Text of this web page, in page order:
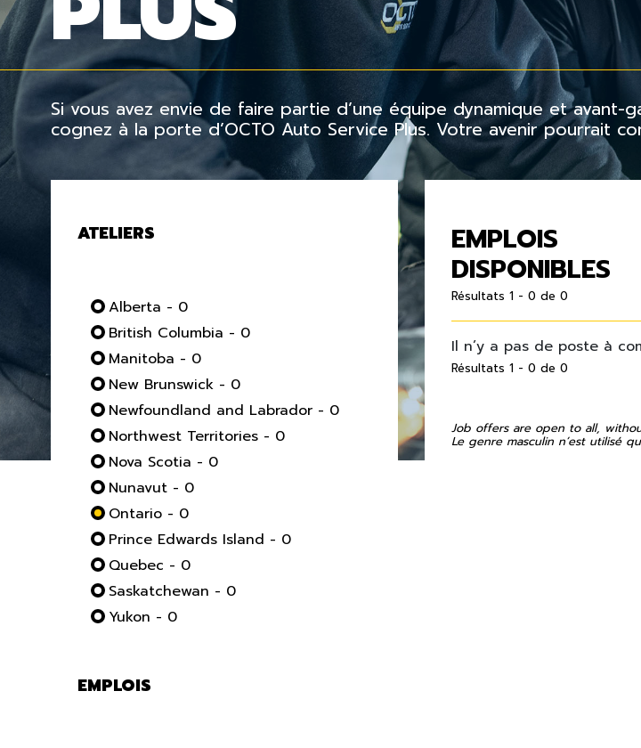
Si vous avez envie de faire partie d’une équipe dynamique et
cognez à la porte d’OCTO Auto Service Plus. Votre avenir pourrait
ATELIERS
Alberta - 0
British Columbia - 0
Manitoba - 0
New Brunswick - 0
Newfoundland and Labrador - 0
Northwest Territories - 0
Nova Scotia - 0
Nunavut - 0
Ontario - 0
Prince Edwards Island - 0
Quebec - 0
Saskatchewan - 0
Yukon - 0
EMPLOIS
EMPLOIS
DISPONIBLES
Résultats 1 - 0 de 0
Il n’y a pas de poste à
Résultats 1 - 0 de 0
Job offers are open to all,
Le genre masculin n’est utilisé